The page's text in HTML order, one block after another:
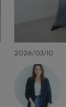
2026/03/10